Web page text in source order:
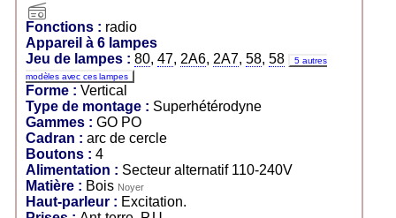
Fonctions : radio
Appareil à 6 lampes
Jeu de lampes : 80, 47, 2A6, 2A7, 58, 58
5 autres
modèles avec ces lampes
Forme : Vertical
Type de montage : Superhétérodyne
Gammes :
GO PO
Cadran : arc de cercle
Boutons : 4
Alimentation : Secteur alternatif 110-240V
Matière : Bois Noyer
Haut-parleur : Excitation.